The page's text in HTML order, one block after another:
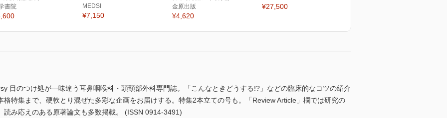
書院
MEDSI
¥7,150
金原出版
¥4,620
¥27,500
目のつけ処が一味違う耳鼻咽喉科・頭頸部外科専門誌。「こんなときどうする!?」などの臨床的なコツの紹介
格特集まで、硬軟とり混ぜた多彩な企画をお届けする。特集2本立ての号も。「Review Article」欄では研究の
読み応えのある原著論文も多数掲載。 (ISSN 0914-3491)